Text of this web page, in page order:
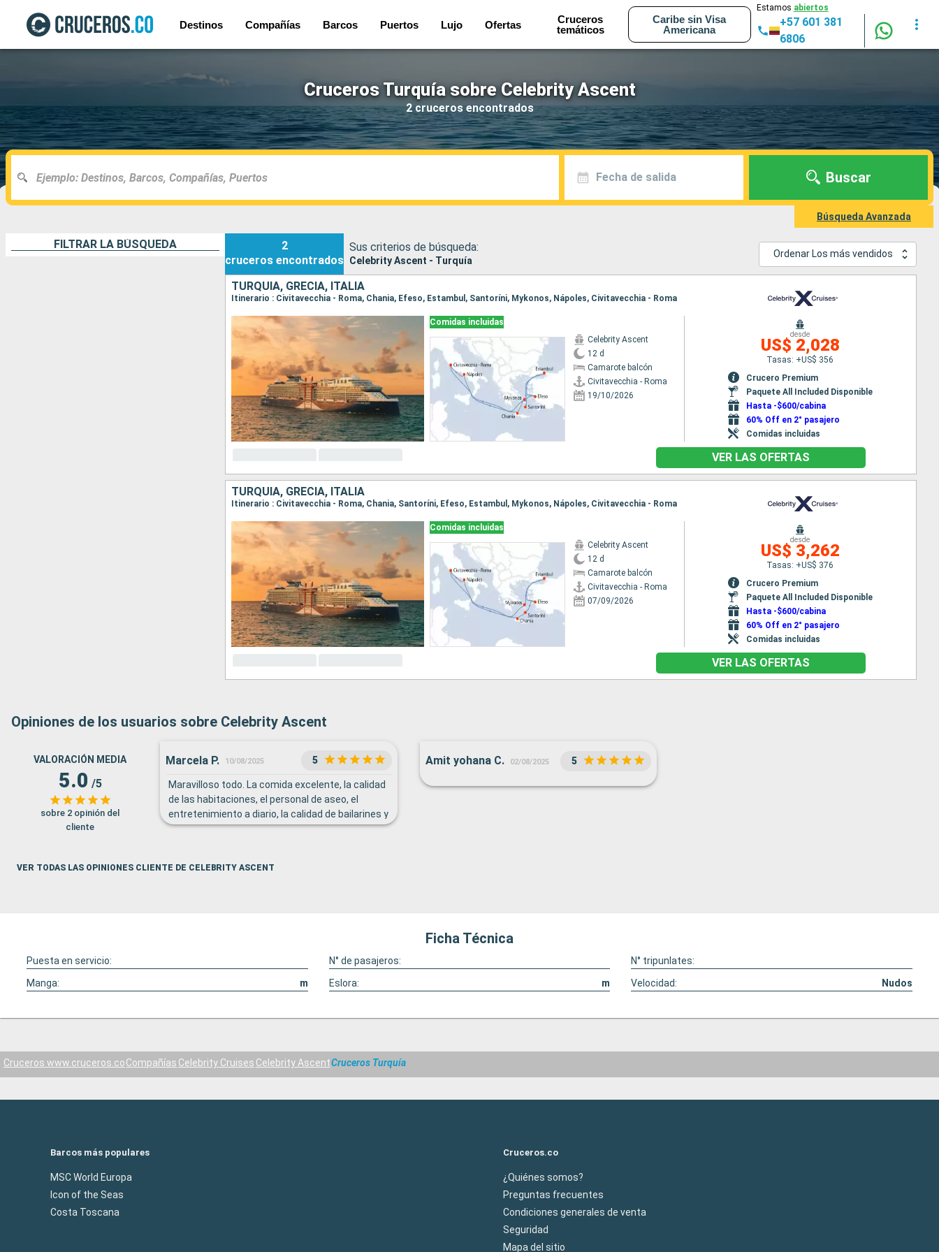
Destinos Compañías Barcos Puertos Lujo Ofertas
Cruceros
temáticos
Caribe sin Visa
Americana
Estamos abiertos
+57 601 381
6806
Cruceros Turquía sobre Celebrity Ascent
2 cruceros encontrados
Fecha de salida Buscar
Búsqueda Avanzada
FILTRAR LA BÚSQUEDA
2
cruceros encontrados
Sus criterios de búsqueda:
Celebrity Ascent - Turquía
Ordenar Los más vendidos
TURQUÍA, GRECIA, ITALIA
Itinerario : Civitavecchia - Roma, Chania, Efeso, Estambul, Santoríni, Mykonos, Nápoles, Civitavecchia - Roma
Comidas incluidas
Celebrity Ascent
12 d
Camarote balcón
Civitavecchia - Roma
19/10/2026
desde
US$ 2,028
Tasas: +US$ 356
Crucero Premium
Paquete All Included Disponible
Hasta -$600/cabina
60% Off en 2° pasajero
Comidas incluidas
VER LAS OFERTAS
TURQUÍA, GRECIA, ITALIA
Itinerario : Civitavecchia - Roma, Chania, Santoríni, Efeso, Estambul, Mykonos, Nápoles, Civitavecchia - Roma
Comidas incluidas
Celebrity Ascent
12 d
Camarote balcón
Civitavecchia - Roma
07/09/2026
desde
US$ 3,262
Tasas: +US$ 376
Crucero Premium
Paquete All Included Disponible
Hasta -$600/cabina
60% Off en 2° pasajero
Comidas incluidas
VER LAS OFERTAS
Opiniones de los usuarios sobre Celebrity Ascent
VALORACIÓN MEDIA
5.0 /5
sobre 2 opinión del
cliente
Marcela P. 10/08/2025 5
Maravilloso todo. La comida excelente, la calidad
de las habitaciones, el personal de aseo, el
entretenimiento a diario, la calidad de bailarines y
cantantes, múltiples zonas de jacuzzi, piscinas,
especialidad muy buenos.
Amit yohana C. 02/08/2025 5
VER TODAS LAS OPINIONES CLIENTE DE CELEBRITY ASCENT
Ficha Técnica
Puesta en servicio: N° de pasajeros:
N° tripunlates:
Manga:
m Eslora: m Velocidad: Nudos
Cruceros www.cruceros.coCompañías Celebrity Cruises Celebrity AscentCruceros Turquía
Barcos más populares
MSC World Europa
Icon of the Seas
Costa Toscana
Cruceros.co
¿Quiénes somos?
Preguntas frecuentes
Condiciones generales de venta
Seguridad
Mapa del sitio